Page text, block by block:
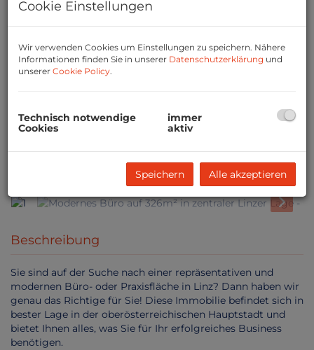
1
Beschreibung
Sie sind auf der Suche nach einer repräsentativen und
modernen Büro- oder Praxisfläche in Linz? Dann haben wir
genau das Richtige für Sie! Diese Immobilie befindet sich in
bester Lage in der oberösterreichischen Hauptstadt und
bietet Ihnen alles, was Sie für Ihr erfolgreiches Business
benötigen.
Cookie Einstellungen
Wir verwenden Cookies um Einstellungen zu speichern. Nähere
Informationen finden Sie in unserer Datenschutzerklärung und
unserer Cookie Policy.
Technisch notwendige
Cookies
immer
aktiv
Speichern Alle akzeptieren